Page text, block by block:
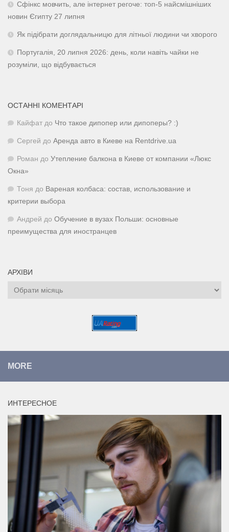
Сфінкс мовчить, але інтернет регоче: топ-5 найсмішніших
новин Єгипту 27 липня
Як підібрати доглядальницю для літньої людини чи хворого
Португалія, 20 липня 2026: день, коли навіть чайки не
розуміли, що відбувається
ОСТАННІ КОМЕНТАРІ
Кайфат до Что такое дипопер или дипоперы? :)
Сергей до Аренда авто в Киеве на Rentdrive.ua
Роман до Утепление балкона в Киеве от компании «Люкс
Окна»
Тоня до Вареная колбаса: состав, использование и
критерии выбора
Андрей до Обучение в вузах Польши: основные
преимущества для иностранцев
АРХІВИ
Архіви
MORE
ИНТЕРЕСНОЕ